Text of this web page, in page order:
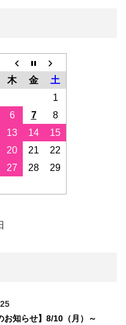
木 金
土
1
6 7
8
13 14
15
20 21
22
27 28
29
お知らせ】8/10（月）～